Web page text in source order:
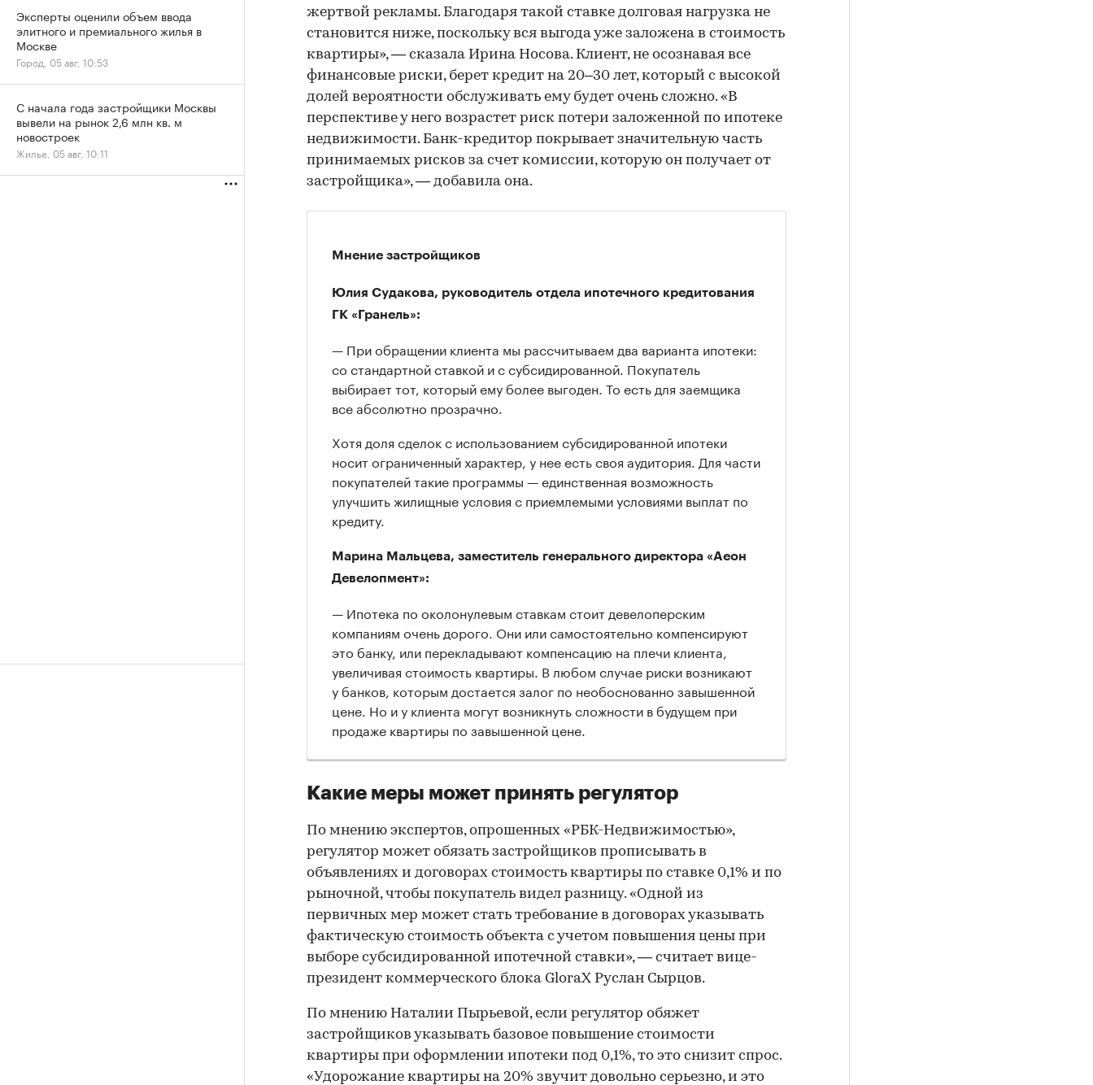
жертвой рекламы. Благодаря такой ставке долговая нагрузка не
становится ниже, поскольку вся выгода уже заложена в стоимость
квартиры», — сказала Ирина Носова. Клиент, не осознавая все
финансовые риски, берет кредит на 20–30 лет, который с высокой
долей вероятности обслуживать ему будет очень сложно. «В
перспективе у него возрастет риск потери заложенной по ипотеке
недвижимости. Банк-кредитор покрывает значительную часть
принимаемых рисков за счет комиссии, которую он получает от
застройщика», — добавила она.
Мнение застройщиков
Юлия Судакова, руководитель отдела ипотечного кредитования
ГК «Гранель»:
— При обращении клиента мы рассчитываем два варианта ипотеки:
со стандартной ставкой и с субсидированной. Покупатель
выбирает тот, который ему более выгоден. То есть для заемщика
все абсолютно прозрачно.
Хотя доля сделок с использованием субсидированной ипотеки
носит ограниченный характер, у нее есть своя аудитория. Для части
покупателей такие программы — единственная возможность
улучшить жилищные условия с приемлемыми условиями выплат по
кредиту.
Марина Мальцева, заместитель генерального директора «Аеон
Девелопмент»:
— Ипотека по околонулевым ставкам стоит девелоперским
компаниям очень дорого. Они или самостоятельно компенсируют
это банку, или перекладывают компенсацию на плечи клиента,
увеличивая стоимость квартиры. В любом случае риски возникают
у банков, которым достается залог по необоснованно завышенной
цене. Но и у клиента могут возникнуть сложности в будущем при
продаже квартиры по завышенной цене.
Какие меры может принять регулятор
По мнению экспертов, опрошенных «РБК-Недвижимостью»,
регулятор может обязать застройщиков прописывать в
объявлениях и договорах стоимость квартиры по ставке 0,1% и по
рыночной, чтобы покупатель видел разницу. «Одной из
первичных мер может стать требование в договорах указывать
фактическую стоимость объекта с учетом повышения цены при
выборе субсидированной ипотечной ставки», — считает вице-
президент коммерческого блока GloraX Руслан Сырцов.
По мнению Наталии Пырьевой, если регулятор обяжет
застройщиков указывать базовое повышение стоимости
квартиры при оформлении ипотеки под 0,1%, то это снизит спрос.
«Удорожание квартиры на 20% звучит довольно серьезно, и это
Эксперты оценили объем ввода
элитного и премиального жилья в
Москве
Город, 05 авг, 10:53
С начала года застройщики Москвы
вывели на рынок 2,6 млн кв. м
новостроек
Жилье, 05 авг, 10:11